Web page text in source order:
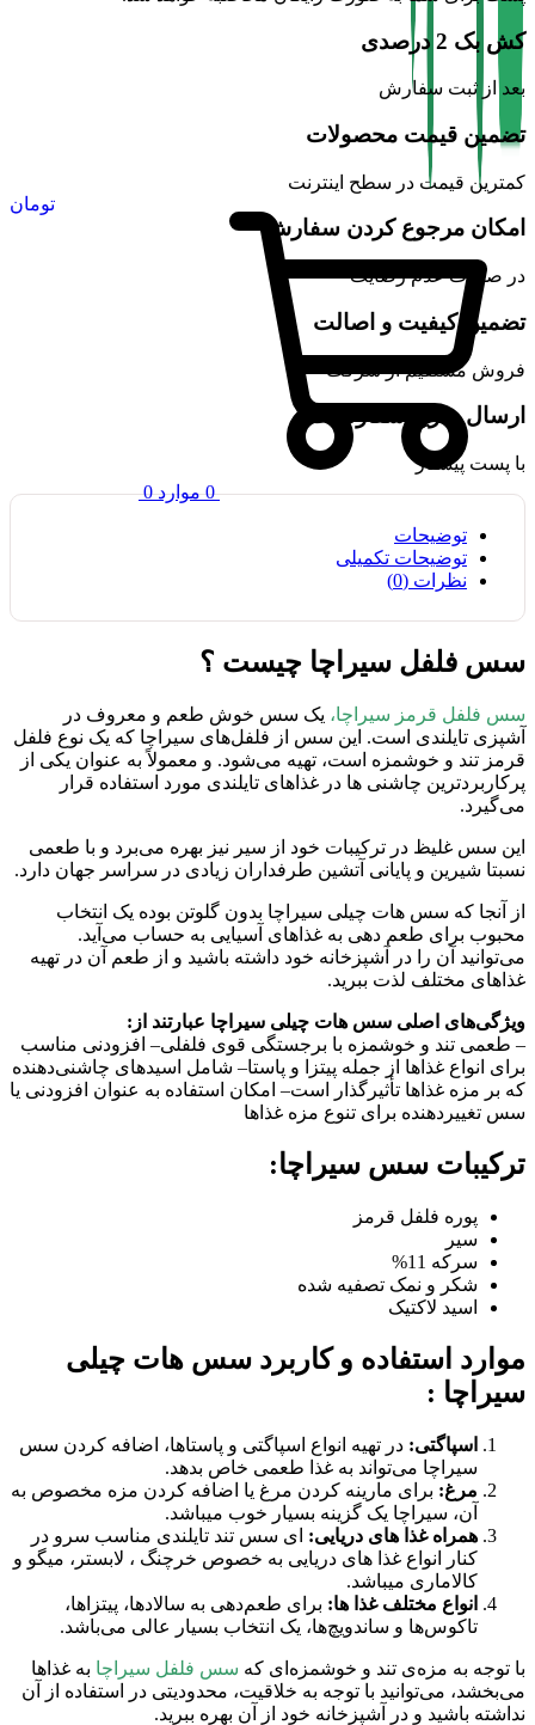
0 موارد 0
تومان
کش بک 2 درصدی
بعد از ثبت سفارش
تضمین قیمت محصولات
کمترین قیمت در سطح اینترنت
امکان مرجوع کردن سفارش
در صورت عدم رضایت
تضمین کیفیت و اصالت
فروش مستقیم از شرکت
ارسال سریع سفارشات
با پست پیشتاز
توضیحات
توضیحات تکمیلی
نظرات (0)
سس فلفل سیراچا چیست ؟
سس فلفل قرمز سیراچا، یک سس خوش طعم و معروف در
آشپزی تایلندی است. این سس از فلفل‌های سیراچا که یک نوع فلفل
قرمز تند و خوشمزه است، تهیه می‌شود. و معمولاً به عنوان یکی از
پرکاربردترین چاشنی ها در غذاهای تایلندی مورد استفاده قرار
می‌گیرد.
این سس غلیظ در ترکیبات خود از سیر نیز بهره می‌برد و با طعمی
نسبتا شیرین و پایانی آتشین طرفداران زیادی در سراسر جهان دارد.
از آنجا که سس هات چیلی سیراچا بدون گلوتن بوده یک انتخاب
محبوب برای طعم دهی به غذاهای آسیایی به حساب می‌آید.
می‌توانید آن را در آشپزخانه خود داشته باشید و از طعم آن در تهیه
غذاهای مختلف لذت ببرید.
ویژگی‌های اصلی سس هات چیلی سیراچا عبارتند از:
– طعمی تند و خوشمزه با برجستگی قوی فلفلی– افزودنی مناسب
برای انواع غذاها از جمله پیتزا و پاستا– شامل اسیدهای چاشنی‌دهنده
که بر مزه غذاها تأثیرگذار است– امکان استفاده به عنوان افزودنی یا
سس تغییردهنده برای تنوع مزه غذاها
ترکیبات سس سیراچا:
پوره فلفل قرمز
سیر
سرکه 11%
شکر و نمک تصفیه شده
اسید لاکتیک
موارد استفاده و کاربرد سس هات چیلی
سیراچا :
اسپاگتی: در تهیه انواع اسپاگتی و پاستاها، اضافه کردن سس
سیراچا می‌تواند به غذا طعمی خاص بدهد.
مرغ: برای مارینه کردن مرغ یا اضافه کردن مزه مخصوص به
آن، سیراچا یک گزینه بسیار خوب میباشد.
همراه غذا های دریایی: ای سس تند تایلندی مناسب سرو در
کنار انواع غذا های دریایی به خصوص خرچنگ ، لابستر، میگو و
کالاماری میباشد.
انواع مختلف غذا ها: برای طعم‌دهی به سالادها، پیتزاها،
تاکوس‌ها و ساندویچ‌ها، یک انتخاب بسیار عالی می‌باشد.
با توجه به مزه‌ی تند و خوشمزه‌ای که سس فلفل سیراچا به غذاها
می‌بخشد، می‌توانید با توجه به خلاقیت، محدودیتی در استفاده از آن
نداشته باشید و در آشپزخانه خود از آن بهره ببرید.